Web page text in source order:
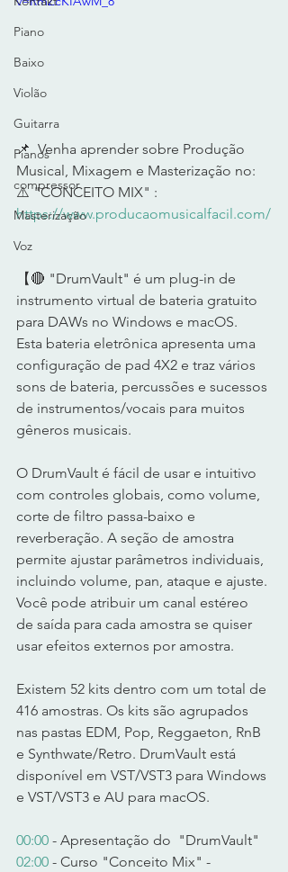
Piano
Baixo
Violão
Guitarra
Pianos
compressor
Masterização
Voz
📌  Venha aprender sobre Produção
Musical, Mixagem e Masterização no:
⚠️ "CONCEITO MIX" :
https://www.producaomusicalfacil.com/
【🔴 "DrumVault" é um plug-in de
instrumento virtual de bateria gratuito
para DAWs no Windows e macOS.
Esta bateria eletrônica apresenta uma
configuração de pad 4X2 e traz vários
sons de bateria, percussões e sucessos
de instrumentos/vocais para muitos
gêneros musicais.
O DrumVault é fácil de usar e intuitivo
com controles globais, como volume,
corte de filtro passa-baixo e
reverberação. A seção de amostra
permite ajustar parâmetros individuais,
incluindo volume, pan, ataque e ajuste.
Você pode atribuir um canal estéreo
de saída para cada amostra se quiser
usar efeitos externos por amostra.
Existem 52 kits dentro com um total de
416 amostras. Os kits são agrupados
nas pastas EDM, Pop, Reggaeton, RnB
e Synthwate/Retro. DrumVault está
disponível em VST/VST3 para Windows
e VST/VST3 e AU para macOS.
00:00 - Apresentação do  "DrumVault"
02:00 - Curso "Conceito Mix" -